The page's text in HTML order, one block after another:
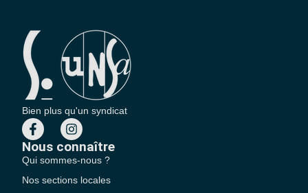
Bien plus qu'un syndicat
Nous connaître
Qui sommes-nous ?
Nos sections locales